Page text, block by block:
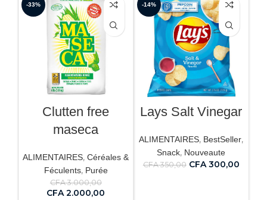
-33%
Clutten free
maseca
ALIMENTAIRES,Céréales &
Féculents, Purée
CFA3.000,00
CFA2.000,00
-14%
Lays Salt Vinegar
ALIMENTAIRES, BestSeller,
Snack, Nouveaute
CFA350,00 CFA300,00